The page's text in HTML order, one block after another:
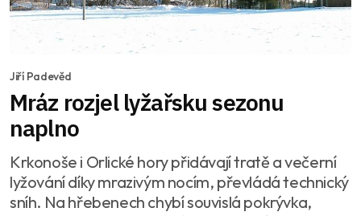
Jiří Padevěd
Mráz rozjel lyžařsku sezonu
naplno
Krkonoše i Orlické hory přidávají tratě a večerní
lyžování díky mrazivým nocím, převládá technický
sníh. Na hřebenech chybí souvislá pokrývka,